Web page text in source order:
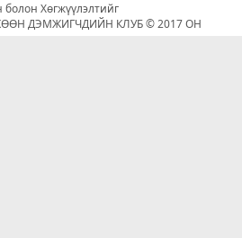
Хөгжүүлэлтийг
ДЭМЖИГЧДИЙН КЛУБ © 2017 ОН